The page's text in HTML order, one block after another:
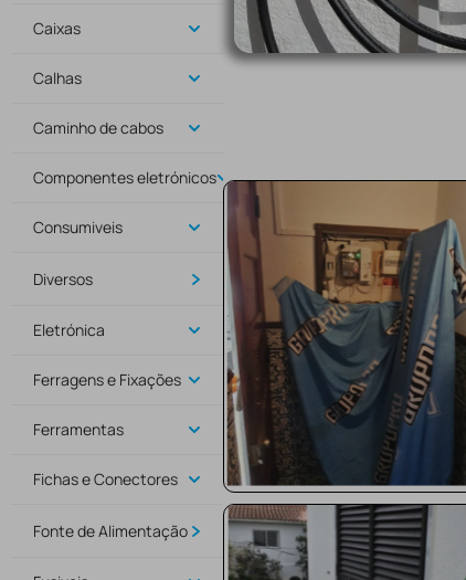
Caixas
Calhas
Caminho de cabos
Componentes eletrónicos
Consumiveis
Diversos
Eletrónica
Ferragens e Fixações
Ferramentas
Fichas e Conectores
Fonte de Alimentação